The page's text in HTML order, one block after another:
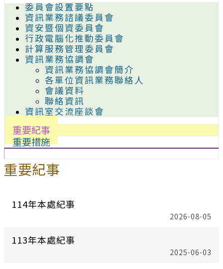
委員會設置要點
資訊業務諮議委員會
資安暨個資委員會
行政電腦化推動委員會
計算服務管理委員會
資訊業務協調會
資訊業務協調會簡介
各單位資訊業務聯絡人
會議資料
聯絡資訊
資訊室交流座談會
重要紀事
重要措施
重要紀事
114年本處紀事
2026-08-05
113年本處紀事
2025-06-03